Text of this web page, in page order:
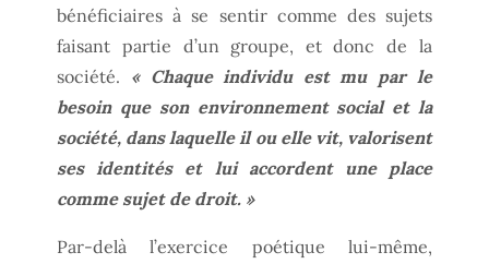
bénéficiaires à se sentir comme des sujets
faisant partie d’un groupe, et donc de la
société. « Chaque individu est mu par le
besoin que son environnement social et la
société, dans laquelle il ou elle vit, valorisent
ses identités et lui accordent une place
comme sujet de droit. »
Par-delà l’exercice poétique lui-même,